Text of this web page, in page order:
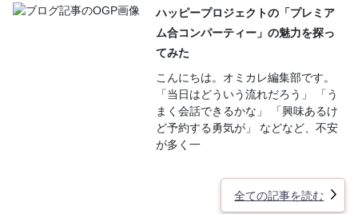
ハッピープロジェクトの「プレミア
ム合コンパーティー」の魅力を探っ
てみた
こんにちは。オミカレ編集部です。
「当日はどういう流れだろう」 「う
まく会話できるかな」 「興味あるけ
ど予約する勇気が」 などなど、不安
が多く一
全ての記事を読む